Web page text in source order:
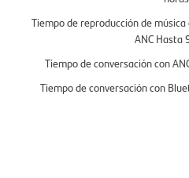
Tiempo de reproducción de
ANC Hasta
Tiempo de conversación con
Tiempo de conversación con